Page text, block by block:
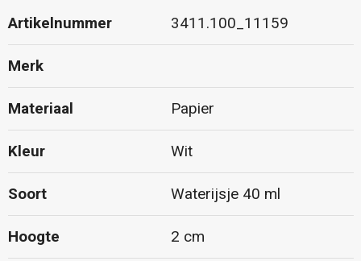
Artikelnummer 3411.100_11159
Merk
Materiaal Papier
Kleur Wit
Soort Waterijsje 40 ml
Hoogte 2 cm